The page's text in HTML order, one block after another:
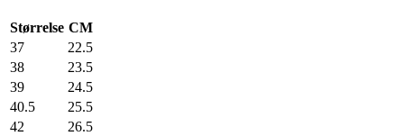
Størrelse CM
37
22.5
38
23.5
39
24.5
40.5
25.5
42
26.5